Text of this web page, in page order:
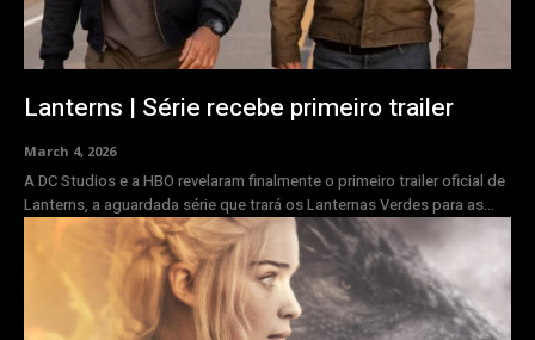
Lanterns | Série recebe primeiro trailer
March 4, 2026
A DC Studios e a HBO revelaram finalmente o primeiro trailer oficial de
Lanterns, a aguardada série que trará os Lanternas Verdes para as...